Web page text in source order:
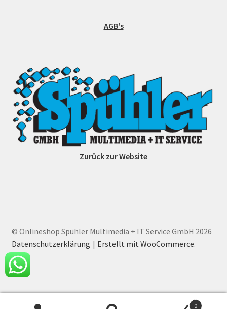
AGB's
Zurück zur Website
© Onlineshop Spühler Multimedia + IT Service GmbH 2026
Datenschutzerklärung
Erstellt mit WooCommerce.
0